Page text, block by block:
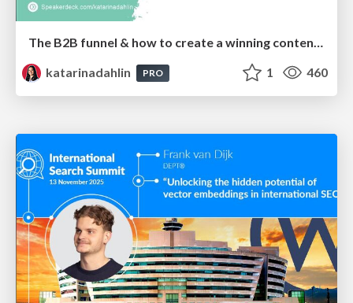
The B2B funnel & how to create a winning content strategy
katarinadahlin
PRO 1 460